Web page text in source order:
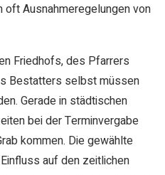
oft Ausnahmeregelungen von
Friedhofs, des Pfarrers
Bestatters selbst müssen
Gerade in städtischen
bei der Terminvergabe
kommen. Die gewählte
auf den zeitlichen